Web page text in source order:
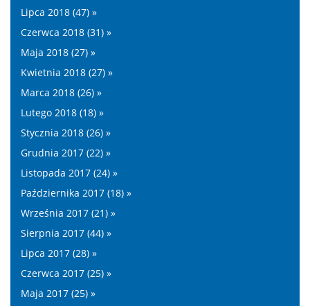
Lipca 2018 (47) »
Czerwca 2018 (31) »
Maja 2018 (27) »
Kwietnia 2018 (27) »
Marca 2018 (26) »
Lutego 2018 (18) »
Stycznia 2018 (26) »
Grudnia 2017 (22) »
Listopada 2017 (24) »
Października 2017 (18) »
Września 2017 (21) »
Sierpnia 2017 (44) »
Lipca 2017 (28) »
Czerwca 2017 (25) »
Maja 2017 (25) »